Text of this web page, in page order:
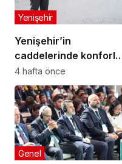
Yenişehir’in
caddelerinde konforlu
yolculuk
Yenişehir
4 hafta önce
Genel